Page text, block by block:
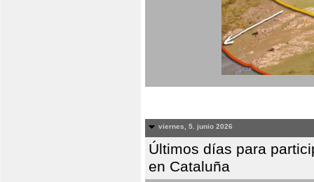
viernes, 5. junio 2026
Últimos días para
en Cataluña